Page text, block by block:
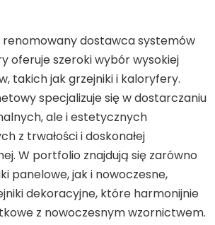
dostawca systemów
oferuje szeroki wybór wysokiej
takich jak grzejniki i kaloryfery.
specjalizuje się w dostarczaniu
ale i estetycznych
z trwałości i doskonałej
W portfolio znajdują się zarówno
panelowe, jak i nowoczesne,
dekoracyjne, które harmonijnie
z nowoczesnym wzornictwem.